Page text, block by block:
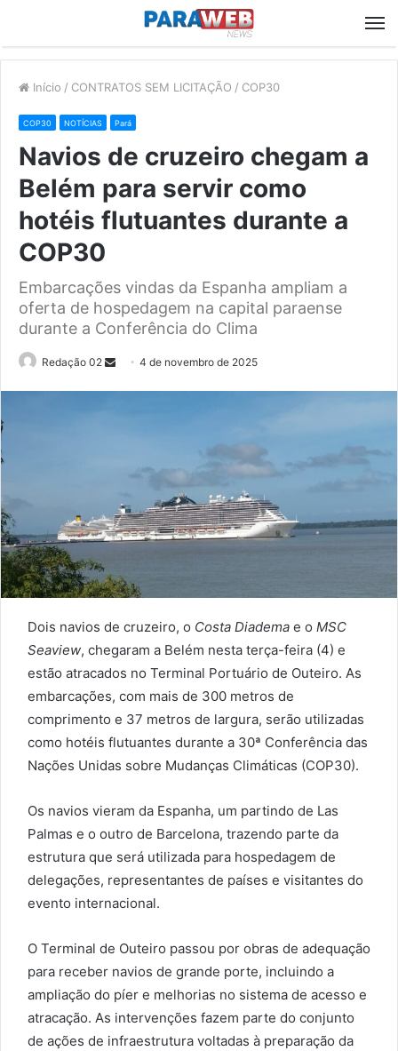
Início / CONTRATOS SEM LICITAÇÃO / COP30
COP30 NOTÍCIAS Pará
Navios de cruzeiro chegam a
Belém para servir como
hotéis flutuantes durante a
COP30
Embarcações vindas da Espanha ampliam a
oferta de hospedagem na capital paraense
durante a Conferência do Clima
Redação 02
Send4 de novembro de 2025
Dois navios de cruzeiro, o Costa Diadema e o MSC
Seaview, chegaram a Belém nesta terça-feira (4) e
estão atracados no Terminal Portuário de Outeiro. As
embarcações, com mais de 300 metros de
comprimento e 37 metros de largura, serão utilizadas
como hotéis flutuantes durante a 30ª Conferência das
Nações Unidas sobre Mudanças Climáticas (COP30).
Os navios vieram da Espanha, um partindo de Las
Palmas e o outro de Barcelona, trazendo parte da
estrutura que será utilizada para hospedagem de
delegações, representantes de países e visitantes do
evento internacional.
O Terminal de Outeiro passou por obras de adequação
para receber navios de grande porte, incluindo a
ampliação do píer e melhorias no sistema de acesso e
atracação. As intervenções fazem parte do conjunto
de ações de infraestrutura voltadas à preparação da